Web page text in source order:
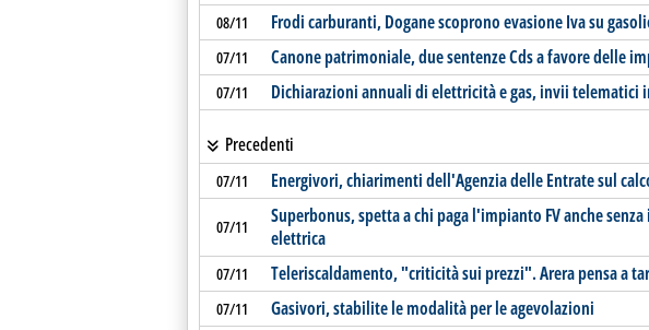
08/11 Frodi carburanti, Dogane scoprono evasione Iva su
07/11 Canone patrimoniale, due sentenze Cds a favore delle
07/11 Dichiarazioni annuali di elettricità e gas, invii telematici
Precedenti
07/11 Energivori, chiarimenti dell'Agenzia delle Entrate sul
07/11
Superbonus, spetta a chi paga l'impianto FV anche
elettrica
07/11 Teleriscaldamento, "criticità sui prezzi". Arera pensa a
07/11 Gasivori, stabilite le modalità per le agevolazioni